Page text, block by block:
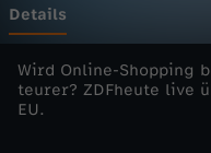
-
D
Details
Wird Online-Shopping
teurer? ZDFheute live
EU.